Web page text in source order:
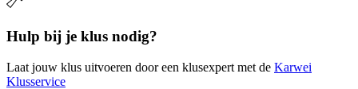
Hulp bij je klus nodig?
Laat jouw klus uitvoeren door een klusexpert met de Karwei
Klusservice